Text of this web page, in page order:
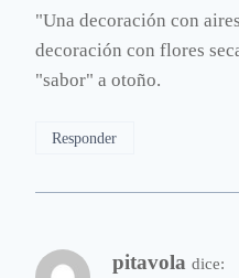
"Una decoración con
decoración con flores
"sabor" a otoño.
Responder
pitavola dice: